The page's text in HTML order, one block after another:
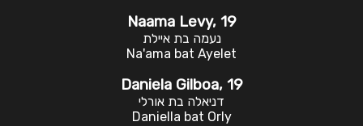
Naama Levy, 19
נעמה בת איילת
Na'ama bat Ayelet
Daniela Gilboa, 19
דניאלה בת אורלי
Daniella bat Orly